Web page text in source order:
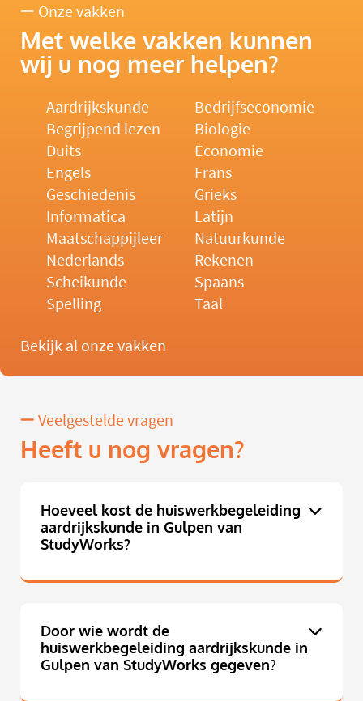
Onze vakken
Met welke vakken kunnen
wij u nog meer helpen?
Aardrijkskunde
Bedrijfseconomie
Begrijpend lezen
Biologie
Duits
Economie
Engels
Frans
Geschiedenis
Grieks
Informatica
Latijn
Maatschappijleer
Natuurkunde
Nederlands
Rekenen
Scheikunde
Spaans
Spelling
Taal
Bekijk al onze vakken
Veelgestelde vragen
Heeft u nog vragen?
Hoeveel kost de huiswerkbegeleiding
aardrijkskunde in Gulpen van
StudyWorks?
Door wie wordt de
huiswerkbegeleiding aardrijkskunde in
Gulpen van StudyWorks gegeven?